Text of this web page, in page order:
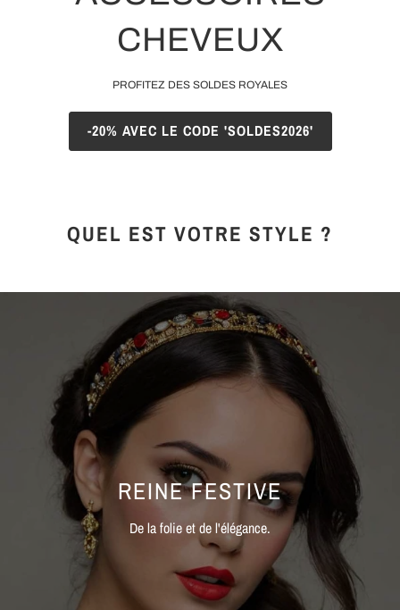
NOEUD
TRESSE
SERRE-
TÊTE
MÉTAL
SERRE-
TÊTE
CHEVEUX
PROFITEZ DES SOLDES ROYALES
-20% AVEC LE CODE 'SOLDES2026'
QUEL EST VOTRE STYLE ?
REINE FESTIVE
De la folie et de l'élégance.